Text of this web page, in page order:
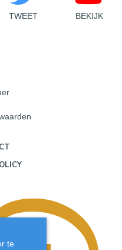
TWEET BEKIJK
te